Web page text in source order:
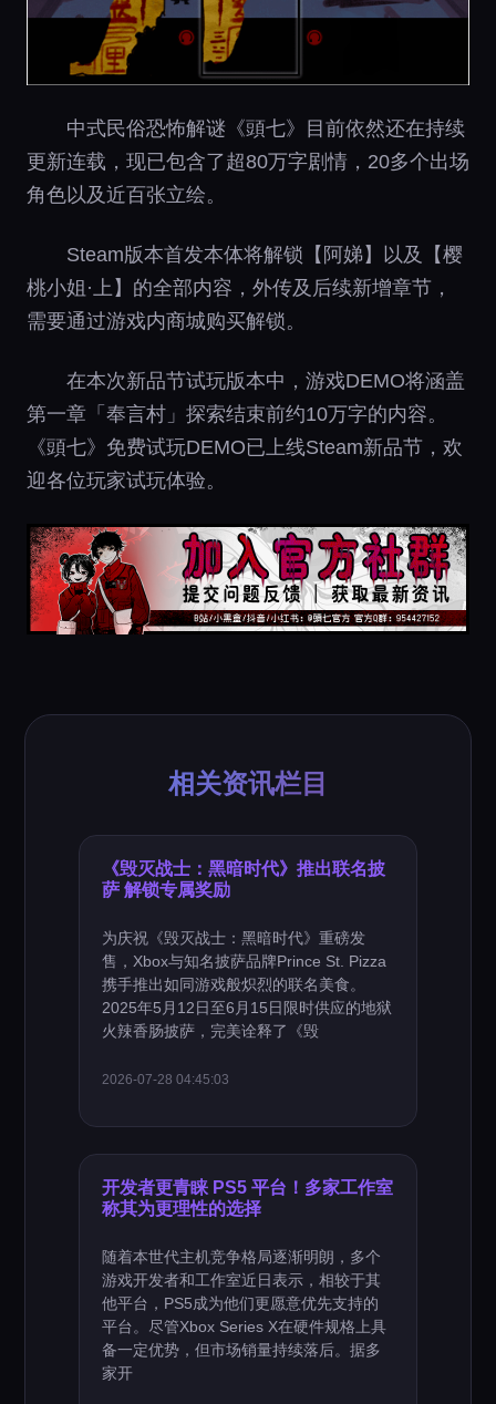
中式民俗恐怖解谜《頭七》目前依然还在持续
更新连载，现已包含了超80万字剧情，20多个出场
角色以及近百张立绘。
Steam版本首发本体将解锁【阿娣】以及【樱
桃小姐·上】的全部内容，外传及后续新增章节，
需要通过游戏内商城购买解锁。
在本次新品节试玩版本中，游戏DEMO将涵盖
第一章「奉言村」探索结束前约10万字的内容。
《頭七》免费试玩DEMO已上线Steam新品节，欢
迎各位玩家试玩体验。
相关资讯栏目
《毁灭战士：黑暗时代》推出联名披
萨 解锁专属奖励
为庆祝《毁灭战士：黑暗时代》重磅发
售，Xbox与知名披萨品牌Prince St. Pizza
携手推出如同游戏般炽烈的联名美食。
2025年5月12日至6月15日限时供应的地狱
火辣香肠披萨，完美诠释了《毁
2026-07-28 04:45:03
开发者更青睐 PS5 平台！多家工作室
称其为更理性的选择
随着本世代主机竞争格局逐渐明朗，多个
游戏开发者和工作室近日表示，相较于其
他平台，PS5成为他们更愿意优先支持的
平台。尽管Xbox Series X在硬件规格上具
备一定优势，但市场销量持续落后。据多
家开